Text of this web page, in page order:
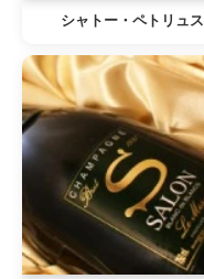
シャトー・ペトリュス